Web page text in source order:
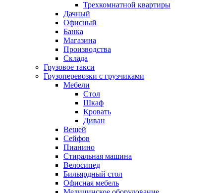
Трехкомнатной квартиры
Дачный
Офисный
Банка
Магазина
Производства
Склада
Грузовое такси
Грузоперевозки с грузчиками
Мебели
Стол
Шкаф
Кровать
Диван
Вещей
Сейфов
Пианино
Стиральная машина
Велосипед
Бильярдный стол
Офисная мебель